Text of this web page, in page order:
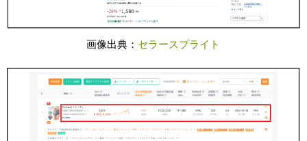
画像出典： セラースプライト